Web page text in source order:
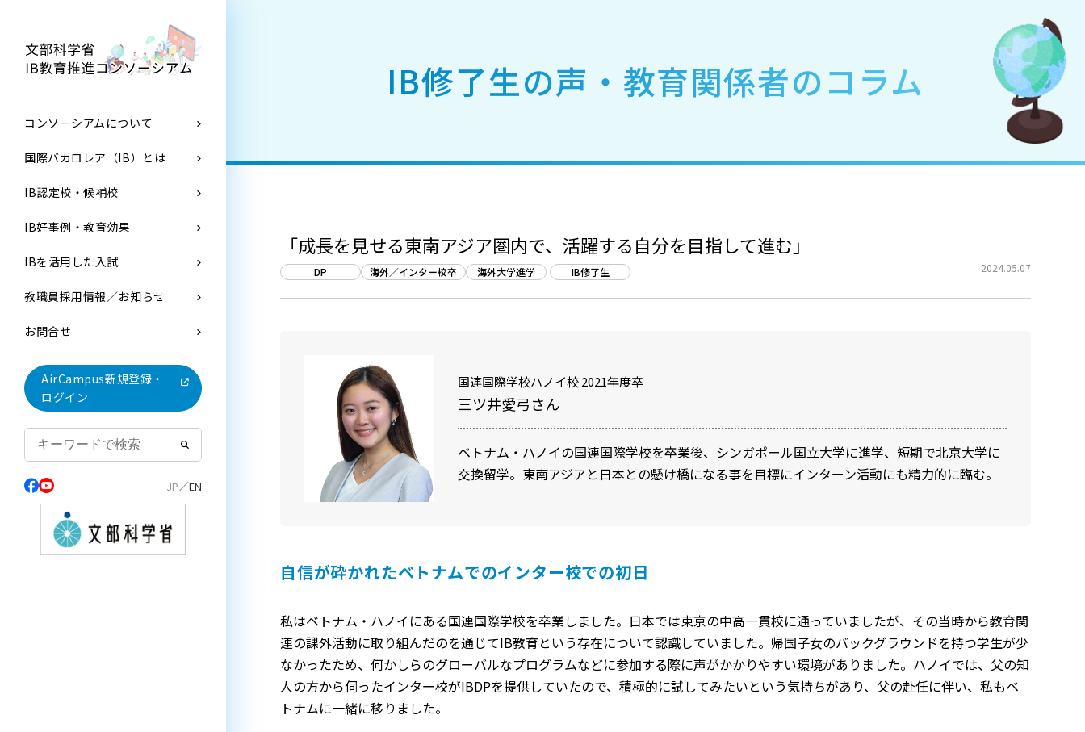
コンソーシアムについて
国際バカロレア（IB）とは
IB認定校・候補校
IB好事例・教育効果
IBを活用した入試
教職員採用情報／お知らせ
お問合せ
AirCampus新規登録・
ログイン
IB修了生の声・教育関係者のコラム
「成長を見せる東南アジア圏内で、活躍する自分を目指して進む」
DP 海外／インター校卒 海外大学進学 IB修了生 2024.05.07
国連国際学校ハノイ校 2021年度卒
三ツ井愛弓さん
ベトナム・ハノイの国連国際学校を卒業後、シンガポール国立大学に進学、短期で北京大学に
交換留学。東南アジアと日本との懸け橋になる事を目標にインターン活動にも精力的に臨む。
自信が砕かれたベトナムでのインター校での初日
私はベトナム・ハノイにある国連国際学校を卒業しました。日本では東京の中高一貫校に通っていましたが、その当時から教育関
連の課外活動に取り組んだのを通じてIB教育という存在について認識していました。帰国子女のバックグラウンドを持つ学生が少
なかったため、何かしらのグローバルなプログラムなどに参加する際に声がかかりやすい環境がありました。ハノイでは、父の知
人の方から伺ったインター校がIBDPを提供していたので、積極的に試してみたいという気持ちがあり、父の赴任に伴い、私もベ
トナムに一緒に移りました。